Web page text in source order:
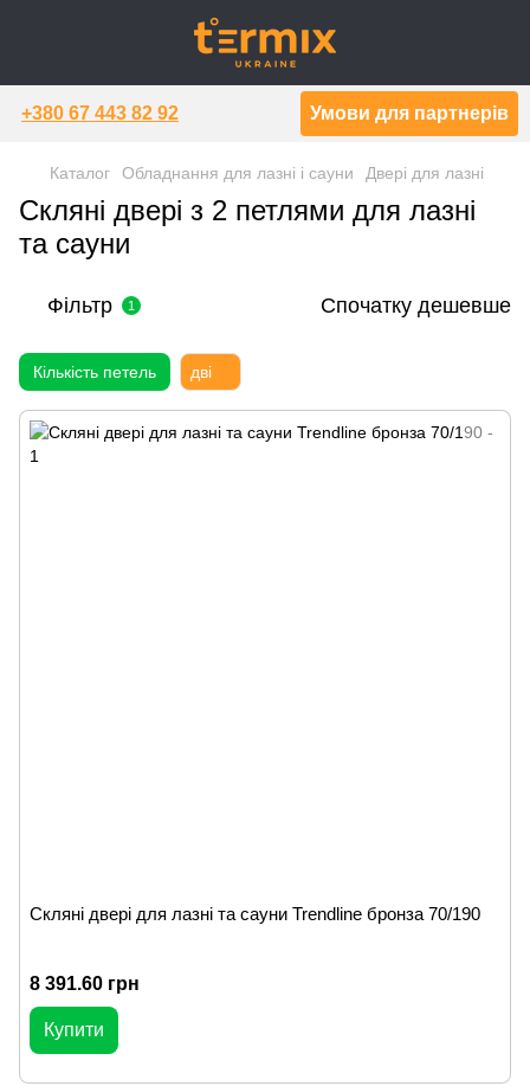
+380 67 443 82 92 Умови для партнерів
Каталог Обладнання для лазні і сауни Двері для лазні
Скляні двері з 2 петлями для лазні
та сауни
Фільтр 1 Спочатку дешевше
Кількість петель дві
Скляні двері для лазні та сауни Trendline бронза 70/190
8 391.60 грн
Купити